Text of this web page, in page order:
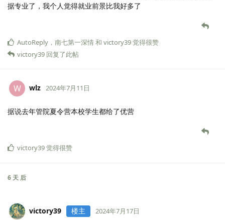
据专业了，我个人觉得就业前景比我好多了
AutoReply ， 南七第一深情和 victory39觉得很赞
victory39 回复了此帖
W wlz 2024年7月11日
据说去年管院夏令营本校学生都给了优营
victory39觉得很赞
6 天 后
victory39 楼主 2024年7月17日